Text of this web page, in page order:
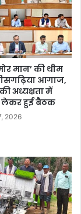
मान’ की थीम
आगाज,
अध्यक्षता में
लेकर हुई बैठक
2026